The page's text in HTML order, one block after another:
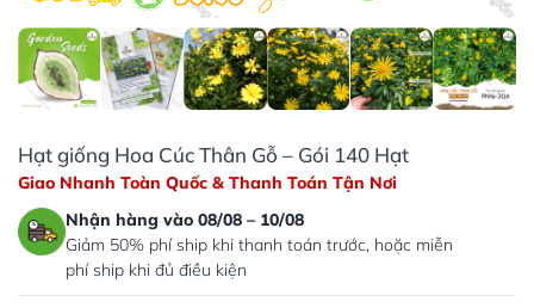
Hạt giống Hoa Cúc Thân Gỗ – Gói 140 Hạt
Giao Nhanh Toàn Quốc & Thanh Toán Tận Nơi
Nhận hàng vào 08/08 – 10/08
Giảm 50% phí ship khi thanh toán trước, hoặc miễn
phí ship khi đủ điều kiện